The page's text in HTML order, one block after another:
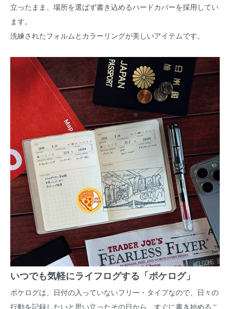
立ったまま、場所を選ばず書き込めるハードカバーを採用してい
ます。
洗練されたフォルムとカラーリングが美しいアイテムです。
いつでも気軽にライフログする「ポケログ」
ポケログは、日付の入っていないフリー・タイプなので、日々の
行動を記録したいと思い立ったその日から、すぐに書き始めるこ